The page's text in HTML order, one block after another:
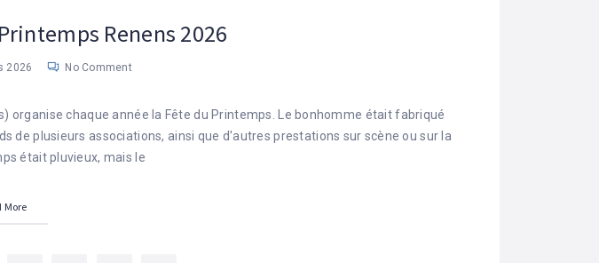
Renens 2026
2026 No Comment
organise chaque année la Fête du Printemps. Le bonhomme était fabriqué
plusieurs associations, ainsi que d'autres prestations sur scène ou sur la
était pluvieux, mais le
More